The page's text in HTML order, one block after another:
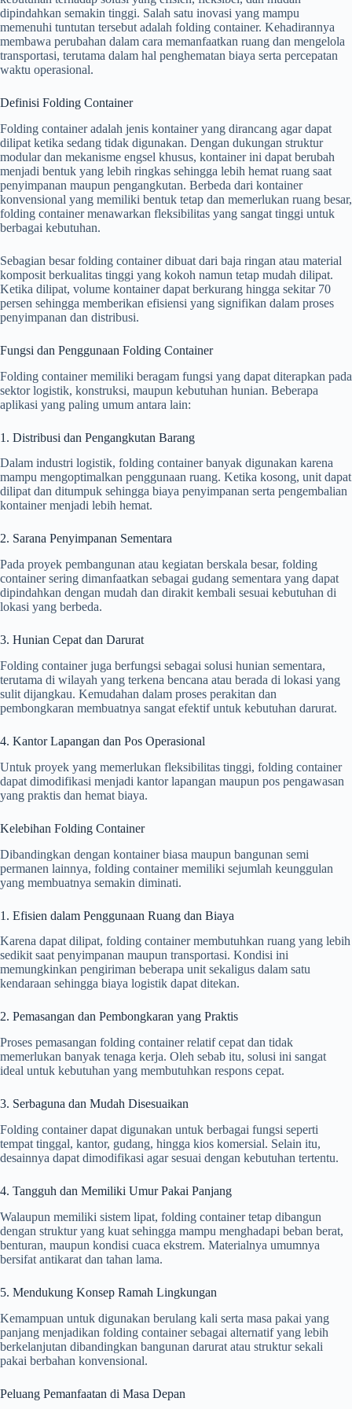
dipindahkan semakin tinggi. Salah satu inovasi yang mampu
memenuhi tuntutan tersebut adalah folding container. Kehadirannya
membawa perubahan dalam cara memanfaatkan ruang dan mengelola
transportasi, terutama dalam hal penghematan biaya serta percepatan
waktu operasional.
Definisi Folding Container
Folding container adalah jenis kontainer yang dirancang agar dapat
dilipat ketika sedang tidak digunakan. Dengan dukungan struktur
modular dan mekanisme engsel khusus, kontainer ini dapat berubah
menjadi bentuk yang lebih ringkas sehingga lebih hemat ruang saat
penyimpanan maupun pengangkutan. Berbeda dari kontainer
konvensional yang memiliki bentuk tetap dan memerlukan ruang besar,
folding container menawarkan fleksibilitas yang sangat tinggi untuk
berbagai kebutuhan.
Sebagian besar folding container dibuat dari baja ringan atau material
komposit berkualitas tinggi yang kokoh namun tetap mudah dilipat.
Ketika dilipat, volume kontainer dapat berkurang hingga sekitar 70
persen sehingga memberikan efisiensi yang signifikan dalam proses
penyimpanan dan distribusi.
Fungsi dan Penggunaan Folding Container
Folding container memiliki beragam fungsi yang dapat diterapkan pada
sektor logistik, konstruksi, maupun kebutuhan hunian. Beberapa
aplikasi yang paling umum antara lain:
1. Distribusi dan Pengangkutan Barang
Dalam industri logistik, folding container banyak digunakan karena
mampu mengoptimalkan penggunaan ruang. Ketika kosong, unit dapat
dilipat dan ditumpuk sehingga biaya penyimpanan serta pengembalian
kontainer menjadi lebih hemat.
2. Sarana Penyimpanan Sementara
Pada proyek pembangunan atau kegiatan berskala besar, folding
container sering dimanfaatkan sebagai gudang sementara yang dapat
dipindahkan dengan mudah dan dirakit kembali sesuai kebutuhan di
lokasi yang berbeda.
3. Hunian Cepat dan Darurat
Folding container juga berfungsi sebagai solusi hunian sementara,
terutama di wilayah yang terkena bencana atau berada di lokasi yang
sulit dijangkau. Kemudahan dalam proses perakitan dan
pembongkaran membuatnya sangat efektif untuk kebutuhan darurat.
4. Kantor Lapangan dan Pos Operasional
Untuk proyek yang memerlukan fleksibilitas tinggi, folding container
dapat dimodifikasi menjadi kantor lapangan maupun pos pengawasan
yang praktis dan hemat biaya.
Kelebihan Folding Container
Dibandingkan dengan kontainer biasa maupun bangunan semi
permanen lainnya, folding container memiliki sejumlah keunggulan
yang membuatnya semakin diminati.
1. Efisien dalam Penggunaan Ruang dan Biaya
Karena dapat dilipat, folding container membutuhkan ruang yang lebih
sedikit saat penyimpanan maupun transportasi. Kondisi ini
memungkinkan pengiriman beberapa unit sekaligus dalam satu
kendaraan sehingga biaya logistik dapat ditekan.
2. Pemasangan dan Pembongkaran yang Praktis
Proses pemasangan folding container relatif cepat dan tidak
memerlukan banyak tenaga kerja. Oleh sebab itu, solusi ini sangat
ideal untuk kebutuhan yang membutuhkan respons cepat.
3. Serbaguna dan Mudah Disesuaikan
Folding container dapat digunakan untuk berbagai fungsi seperti
tempat tinggal, kantor, gudang, hingga kios komersial. Selain itu,
desainnya dapat dimodifikasi agar sesuai dengan kebutuhan tertentu.
4. Tangguh dan Memiliki Umur Pakai Panjang
Walaupun memiliki sistem lipat, folding container tetap dibangun
dengan struktur yang kuat sehingga mampu menghadapi beban berat,
benturan, maupun kondisi cuaca ekstrem. Materialnya umumnya
bersifat antikarat dan tahan lama.
5. Mendukung Konsep Ramah Lingkungan
Kemampuan untuk digunakan berulang kali serta masa pakai yang
panjang menjadikan folding container sebagai alternatif yang lebih
berkelanjutan dibandingkan bangunan darurat atau struktur sekali
pakai berbahan konvensional.
Peluang Pemanfaatan di Masa Depan